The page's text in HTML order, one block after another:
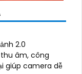
2.0
âm, công
giúp camera dễ